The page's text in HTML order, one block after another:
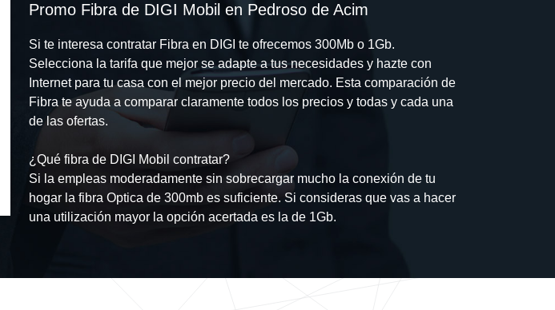
Promo Fibra de DIGI Mobil en Pedroso de Acim
Si te interesa contratar Fibra en DIGI te ofrecemos 300Mb o 1Gb.
Selecciona la tarifa que mejor se adapte a tus necesidades y hazte con
Internet para tu casa con el mejor precio del mercado. Esta comparación de
Fibra te ayuda a comparar claramente todos los precios y todas y cada una
de las ofertas.
¿Qué fibra de DIGI Mobil contratar?
Si la empleas moderadamente sin sobrecargar mucho la conexión de tu
hogar la fibra Optica de 300mb es suficiente. Si consideras que vas a hacer
una utilización mayor la opción acertada es la de 1Gb.